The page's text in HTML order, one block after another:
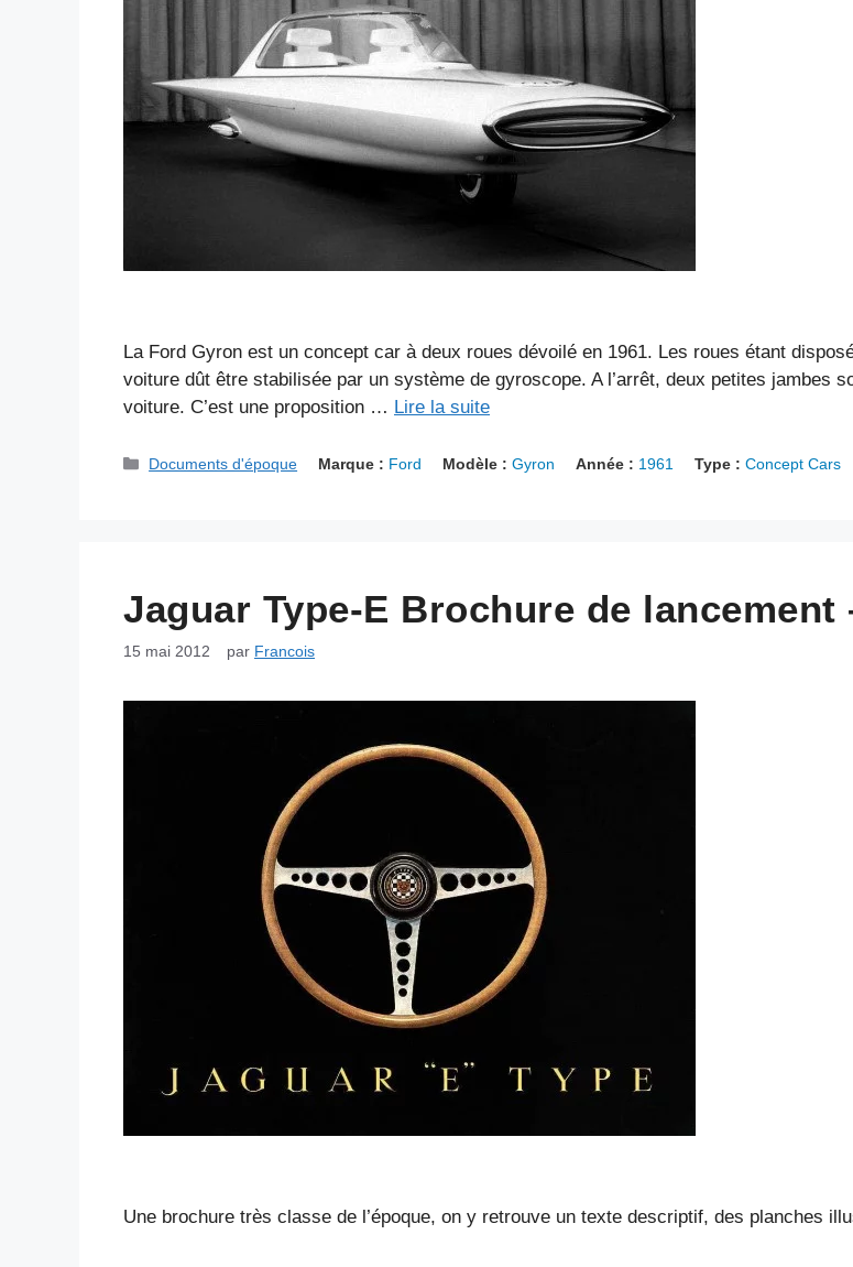
La Ford Gyron est un concept car à deux roues dévoilé en 1961. Les roues étant
voiture dût être stabilisée par un système de gyroscope. A l’arrêt, deux petites jambes
voiture. C’est une proposition … Lire la suite
Catégories
Documents d'époque Marque : Ford Modèle : Gyron Année : 1961 Type : Concept Cars
Jaguar Type-E Brochure de lancement
15 mai 2012 par Francois
Une brochure très classe de l’époque, on y retrouve un texte descriptif, des planches